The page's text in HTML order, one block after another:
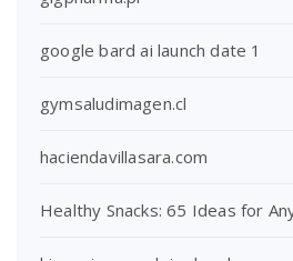
google bard ai launch date 1
gymsaludimagen.cl
haciendavillasara.com
Healthy Snacks: 65 Ideas for